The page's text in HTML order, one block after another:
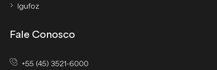
Igufoz
Fale Conosco
+55 (45) 3521-6000